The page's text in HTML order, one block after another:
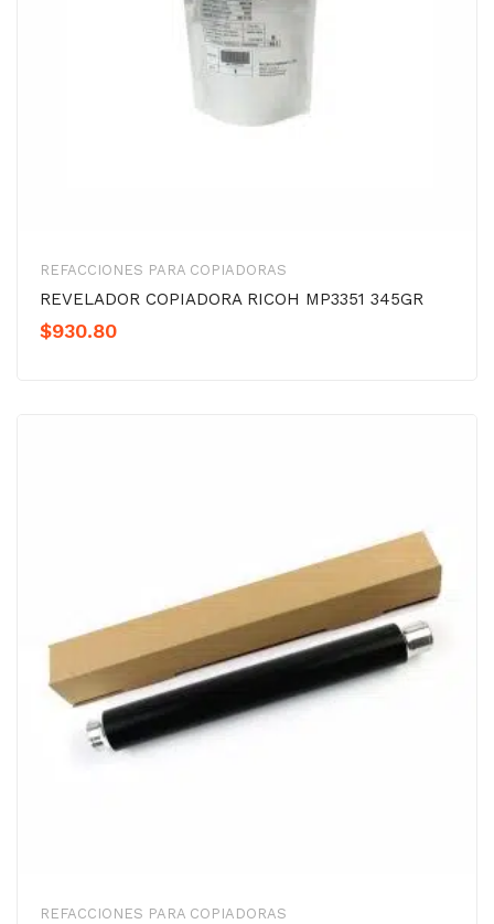
REFACCIONES PARA COPIADORAS
REVELADOR COPIADORA RICOH MP3351 345GR
$930.80
REFACCIONES PARA COPIADORAS